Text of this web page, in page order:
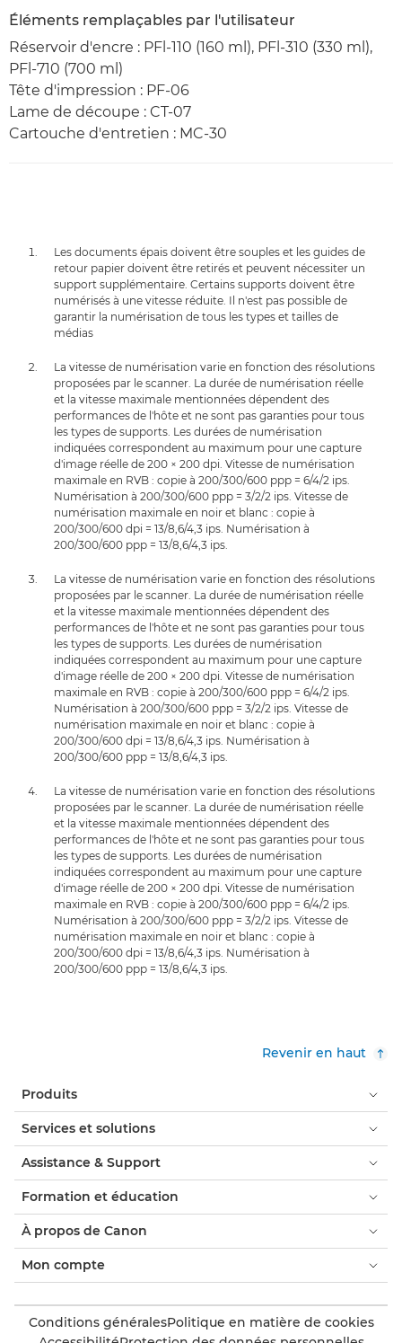
Éléments remplaçables par l'utilisateur
Réservoir d'encre : PFl-110 (160 ml), PFl-310 (330 ml),
PFl-710 (700 ml)
Tête d'impression : PF-06
Lame de découpe : CT-07
Cartouche d'entretien : MC-30
Les documents épais doivent être souples et les guides de
retour papier doivent être retirés et peuvent nécessiter un
support supplémentaire. Certains supports doivent être
numérisés à une vitesse réduite. Il n'est pas possible de
garantir la numérisation de tous les types et tailles de
médias
La vitesse de numérisation varie en fonction des résolutions
proposées par le scanner. La durée de numérisation réelle
et la vitesse maximale mentionnées dépendent des
performances de l'hôte et ne sont pas garanties pour tous
les types de supports. Les durées de numérisation
indiquées correspondent au maximum pour une capture
d'image réelle de 200 × 200 dpi. Vitesse de numérisation
maximale en RVB : copie à 200/300/600 ppp = 6/4/2 ips.
Numérisation à 200/300/600 ppp = 3/2/2 ips. Vitesse de
numérisation maximale en noir et blanc : copie à
200/300/600 dpi = 13/8,6/4,3 ips. Numérisation à
200/300/600 ppp = 13/8,6/4,3 ips.
La vitesse de numérisation varie en fonction des résolutions
proposées par le scanner. La durée de numérisation réelle
et la vitesse maximale mentionnées dépendent des
performances de l'hôte et ne sont pas garanties pour tous
les types de supports. Les durées de numérisation
indiquées correspondent au maximum pour une capture
d'image réelle de 200 × 200 dpi. Vitesse de numérisation
maximale en RVB : copie à 200/300/600 ppp = 6/4/2 ips.
Numérisation à 200/300/600 ppp = 3/2/2 ips. Vitesse de
numérisation maximale en noir et blanc : copie à
200/300/600 dpi = 13/8,6/4,3 ips. Numérisation à
200/300/600 ppp = 13/8,6/4,3 ips.
La vitesse de numérisation varie en fonction des résolutions
proposées par le scanner. La durée de numérisation réelle
et la vitesse maximale mentionnées dépendent des
performances de l'hôte et ne sont pas garanties pour tous
les types de supports. Les durées de numérisation
indiquées correspondent au maximum pour une capture
d'image réelle de 200 × 200 dpi. Vitesse de numérisation
maximale en RVB : copie à 200/300/600 ppp = 6/4/2 ips.
Numérisation à 200/300/600 ppp = 3/2/2 ips. Vitesse de
numérisation maximale en noir et blanc : copie à
200/300/600 dpi = 13/8,6/4,3 ips. Numérisation à
200/300/600 ppp = 13/8,6/4,3 ips.
Revenir en haut
Produits
Services et solutions
Assistance & Support
Formation et éducation
À propos de Canon
Mon compte
Conditions généralesPolitique en matière de cookies